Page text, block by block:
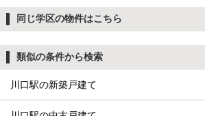
同じ学区の物件はこちら
類似の条件から検索
川口駅の新築戸建て